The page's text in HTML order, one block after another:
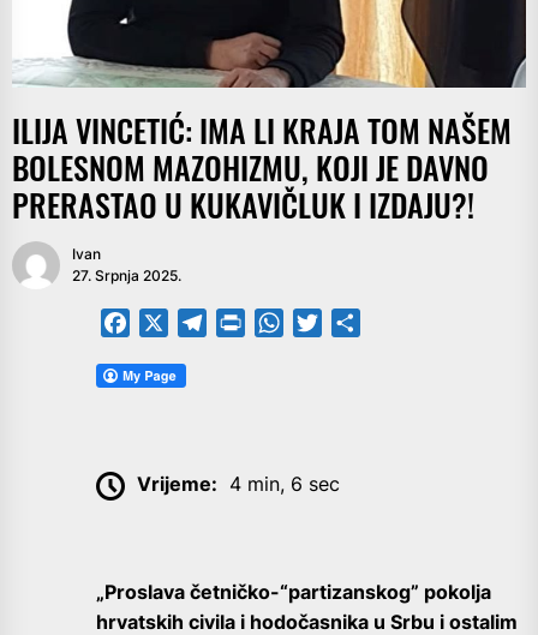
ILIJA VINCETIĆ: IMA LI KRAJA TOM NAŠEM
BOLESNOM MAZOHIZMU, KOJI JE DAVNO
PRERASTAO U KUKAVIČLUK I IZDAJU?!
Ivan
27. Srpnja 2025.
Facebook TelegramPrintFriendly
WhatsApp
Twitter
Vrijeme: 4 min, 6 sec
„Proslava četničko-“partizanskog” pokolja
hrvatskih civila i hodočasnika u Srbu i ostalim